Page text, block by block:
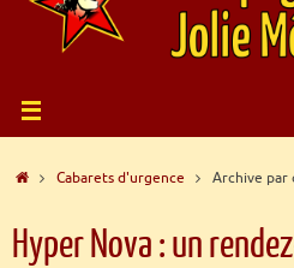
Accueil
Cabarets d'urgence Archive par
Hyper Nova : un